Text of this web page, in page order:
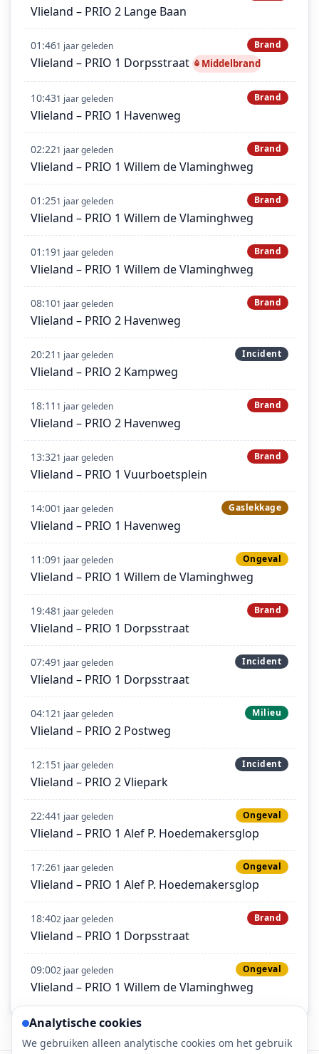
Vlieland – PRIO 2 Lange Baan
01:461 jaar geleden Brand
Vlieland – PRIO 1 Dorpsstraat Middelbrand
10:431 jaar geleden Brand
Vlieland – PRIO 1 Havenweg
02:221 jaar geleden Brand
Vlieland – PRIO 1 Willem de Vlaminghweg
01:251 jaar geleden Brand
Vlieland – PRIO 1 Willem de Vlaminghweg
01:191 jaar geleden Brand
Vlieland – PRIO 1 Willem de Vlaminghweg
08:101 jaar geleden Brand
Vlieland – PRIO 2 Havenweg
20:21 1 jaar geleden Incident
Vlieland – PRIO 2 Kampweg
18:11 1 jaar geleden Brand
Vlieland – PRIO 2 Havenweg
13:321 jaar geleden Brand
Vlieland – PRIO 1 Vuurboetsplein
14:001 jaar geleden Gaslekkage
Vlieland – PRIO 1 Havenweg
11:091 jaar geleden Ongeval
Vlieland – PRIO 1 Willem de Vlaminghweg
19:481 jaar geleden Brand
Vlieland – PRIO 1 Dorpsstraat
07:491 jaar geleden Incident
Vlieland – PRIO 1 Dorpsstraat
04:121 jaar geleden Milieu
Vlieland – PRIO 2 Postweg
12:151 jaar geleden Incident
Vlieland – PRIO 2 Vliepark
22:441 jaar geleden Ongeval
Vlieland – PRIO 1 Alef P. Hoedemakersglop
17:261 jaar geleden Ongeval
Vlieland – PRIO 1 Alef P. Hoedemakersglop
18:402 jaar geleden Brand
Vlieland – PRIO 1 Dorpsstraat
09:002 jaar geleden Ongeval
Vlieland – PRIO 1 Willem de Vlaminghweg
Analytische cookies
We gebruiken alleen analytische cookies om het gebruik